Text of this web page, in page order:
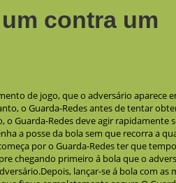
contra um
de jogo, que o adversário aparece
o Guarda-Redes antes de tentar
Guarda-Redes deve agir rapidamente
a posse da bola sem que recorra a
por o Guarda-Redes ter que
chegando primeiro á bola que o
lançar-se á bola com as